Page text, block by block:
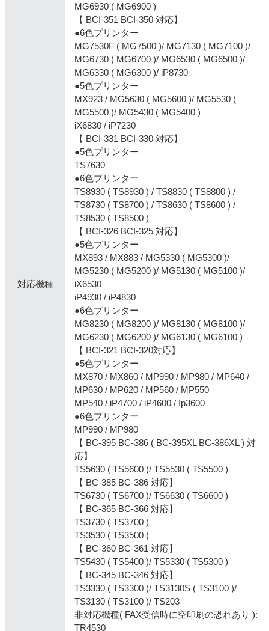
対応機種
MG6930 ( MG6900 )
【 BCI-351 BCI-350 対応】
●6色プリンター
MG7530F ( MG7500 )/ MG7130 ( MG7100 )/
MG6730 ( MG6700 )/ MG6530 ( MG6500 )/
MG6330 ( MG6300 )/ iP8730
●5色プリンター
MX923 / MG5630 ( MG5600 )/ MG5530 (
MG5500 )/ MG5430 ( MG5400 )
iX6830 / iP7230
【 BCI-331 BCI-330 対応】
●5色プリンター
TS7630
●6色プリンター
TS8930 ( TS8930 ) / TS8830 ( TS8800 ) /
TS8730 ( TS8700 ) / TS8630 ( TS8600 ) /
TS8530 ( TS8500 )
【 BCI-326 BCI-325 対応】
●5色プリンター
MX893 / MX883 / MG5330 ( MG5300 )/
MG5230 ( MG5200 )/ MG5130 ( MG5100 )/
iX6530
iP4930 / iP4830
●6色プリンター
MG8230 ( MG8200 )/ MG8130 ( MG8100 )/
MG6230 ( MG6200 )/ MG6130 ( MG6100 )
【 BCI-321 BCI-320対応】
●5色プリンター
MX870 / MX860 / MP990 / MP980 / MP640 /
MP630 / MP620 / MP560 / MP550
MP540 / iP4700 / iP4600 / Ip3600
●6色プリンター
MP990 / MP980
【 BC-395 BC-386 ( BC-395XL BC-386XL ) 対
応】
TS5630 ( TS5600 )/ TS5530 ( TS5500 )
【 BC-385 BC-386 対応】
TS6730 ( TS6700 )/ TS6630 ( TS6600 )
【 BC-365 BC-366 対応】
TS3730 ( TS3700 )
TS3530 ( TS3500 )
【 BC-360 BC-361 対応】
TS5430 ( TS5400 )/ TS5330 ( TS5300 )
【 BC-345 BC-346 対応】
TS3330 ( TS3300 )/ TS3130S ( TS3100 )/
TS3130 ( TS3100 )/ TS203
非対応機種( FAX受信時に空印刷の恐れあり ):
TR4530